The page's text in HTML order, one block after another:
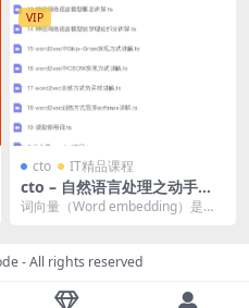
VIP
cto IT精品课程
cto – 自然语言处理之动手学
词向量（word embeddin
词向量（Word embedding）是深
- All rights reserved